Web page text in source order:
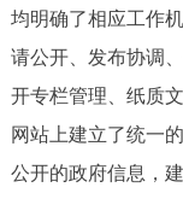
绿色北京
多语种
ENGLISH
均明确了相应工作
请公开、发布协调
开专栏管理、纸质
网站上建立了统一
公开的政府信息，